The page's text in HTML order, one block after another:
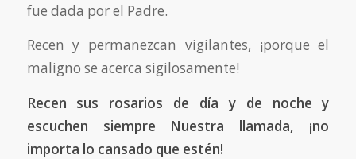
fue dada por el Padre.
Recen y permanezcan vigilantes, ¡porque el
maligno se acerca sigilosamente!
Recen sus rosarios de día y de noche y
escuchen siempre Nuestra llamada, ¡no
importa lo cansado que estén!